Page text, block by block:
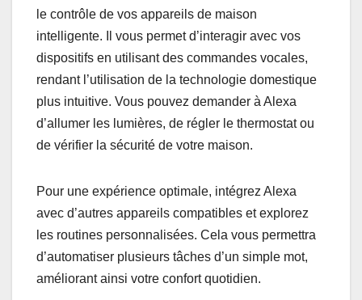
le contrôle de vos appareils de maison
intelligente. Il vous permet d’interagir avec vos
dispositifs en utilisant des commandes vocales,
rendant l’utilisation de la technologie domestique
plus intuitive. Vous pouvez demander à Alexa
d’allumer les lumières, de régler le thermostat ou
de vérifier la sécurité de votre maison.
Pour une expérience optimale, intégrez Alexa
avec d’autres appareils compatibles et explorez
les routines personnalisées. Cela vous permettra
d’automatiser plusieurs tâches d’un simple mot,
améliorant ainsi votre confort quotidien.